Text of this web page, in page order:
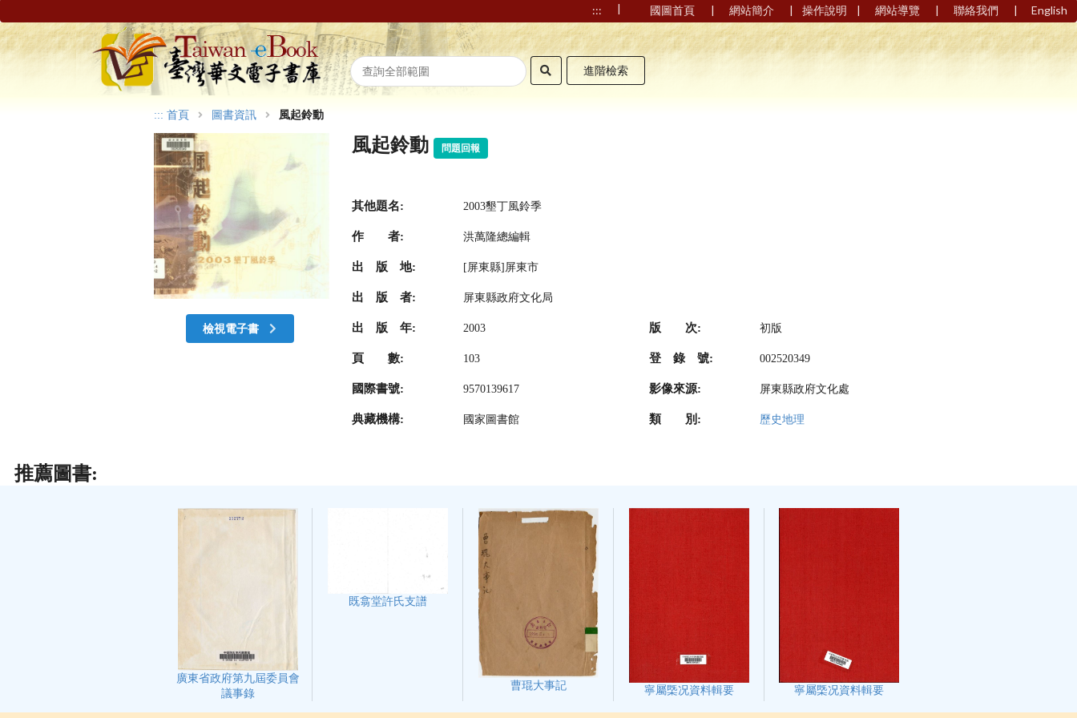
::: | 國圖首頁 | 網站簡介 | 操作說明 | 網站導覽 | 聯絡我們 | English
進階檢索
::: 首頁 圖書資訊 風起鈴動
檢視電子書
風起鈴動 問題回報
其他題名: 2003墾丁風鈴季
作 者: 洪萬隆總編輯
出 版 地: [屏東縣]屏東市
出 版 者: 屏東縣政府文化局
出 版 年: 2003 版 次: 初版
頁 數: 103 登 錄 號: 002520349
國際書號: 9570139617 影像來源: 屏東縣政府文化處
典藏機構: 國家圖書館 類 別: 歷史地理
推薦圖書:
廣東省政府第九屆委員會
議事錄
既翕堂許氏支譜
曹琨大事記 寧屬㮣况資料輯要 寧屬㮣况資料輯要